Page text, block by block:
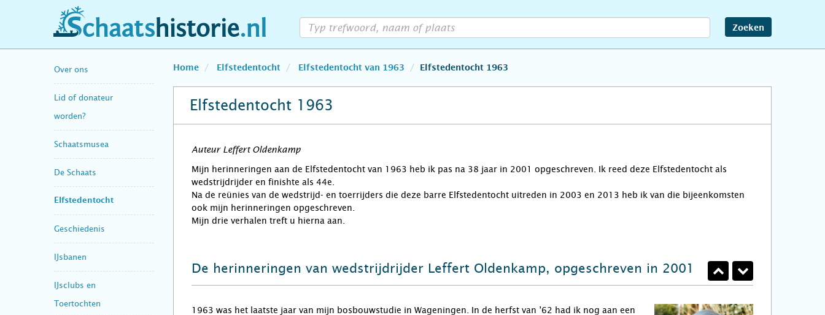
schaatshistorie.nl Zoeken
Over ons
Lid of donateur
worden?
Schaatsmusea
De Schaats
Elfstedentocht
Geschiedenis
IJsbanen
IJsclubs en
Toertochten
Home Elfstedentocht Elfstedentocht van 1963 Elfstedentocht 1963
Elfstedentocht 1963
Auteur Leffert Oldenkamp
Mijn herinneringen aan de Elfstedentocht van 1963 heb ik pas na 38 jaar in 2001 opgeschreven. Ik reed deze Elfstedentocht als
wedstrijdrijder en finishte als 44e.
Na de reünies van de wedstrijd- en toerrijders die deze barre Elfstedentocht uitreden in 2003 en 2013 heb ik van die bijeenkomsten
ook mijn herinneringen opgeschreven.
Mijn drie verhalen treft u hierna aan.
De herinneringen van wedstrijdrijder Leffert Oldenkamp, opgeschreven in 2001
1963 was het laatste jaar van mijn bosbouwstudie in Wageningen. In de herfst van ’62 had ik nog aan een